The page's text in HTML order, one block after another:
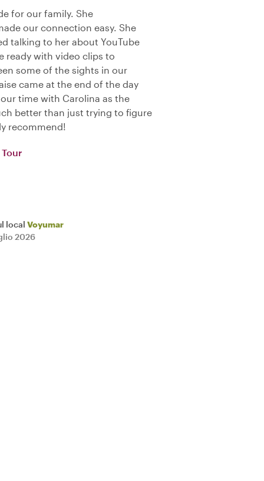
for our family. She
our connection easy. She
talking to her about YouTube
ready with video clips to
some of the sights in our
came at the end of the day
time with Carolina as the
better than just trying to figure
recommend!
local Voyumar
2026